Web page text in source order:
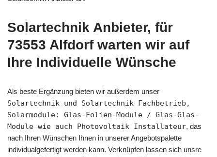
Solartechnik Anbieter, für
73553 Alfdorf warten wir auf
Ihre Individuelle Wünsche
Als beste Ergänzung bieten wir außerdem unser
Solartechnik und Solartechnik Fachbetrieb,
Solarmodule: Glas-Folien-Module / Glas-Glas-
Module wie auch Photovoltaik Installateur, das
nach Ihren Wünschen Ihnen in unserer Angebotspalette
individualgefertigt werden kann. Verknüpfen lassen sich unsre